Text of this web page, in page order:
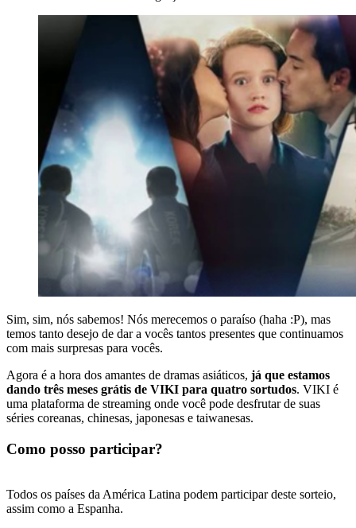
Sim, sim, nós sabemos! Nós merecemos o paraíso (haha :P), mas
temos tanto desejo de dar a vocês tantos presentes que continuamos
com mais surpresas para vocês.
Agora é a hora dos amantes de dramas asiáticos, já que estamos
dando três meses grátis de VIKI para quatro sortudos. VIKI é
uma plataforma de streaming onde você pode desfrutar de suas
séries coreanas, chinesas, japonesas e taiwanesas.
Como posso participar?
Todos os países da América Latina podem participar deste sorteio,
assim como a Espanha.